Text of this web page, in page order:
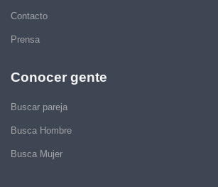
Contacto
Prensa
Conocer gente
Buscar pareja
Busca Hombre
Busca Mujer